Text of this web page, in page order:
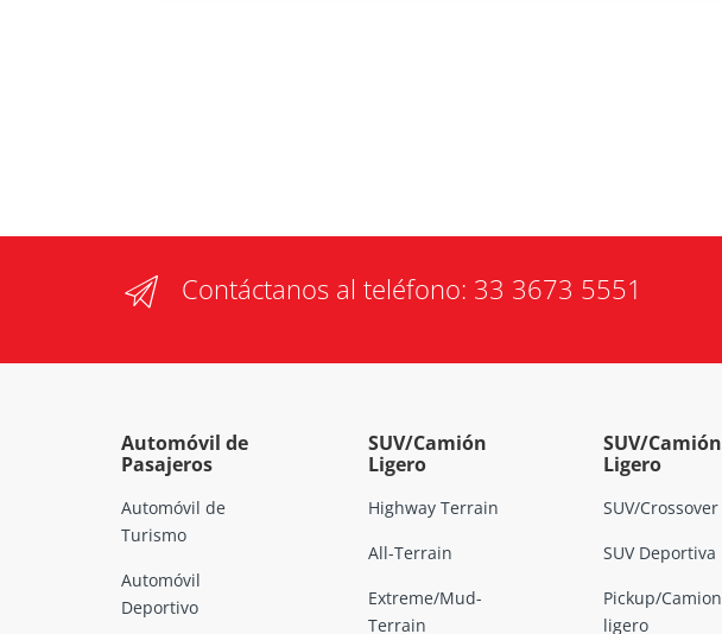
Contáctanos al teléfono: 33 3673 5551
Automóvil de
Pasajeros
Automóvil de
Turismo
Automóvil
Deportivo
SUV/Camión
Ligero
Highway Terrain
All-Terrain
Extreme/Mud-
Terrain
SUV/Camión
Ligero
SUV/Crossover
SUV Deportiva
Pickup/Camion
ligero